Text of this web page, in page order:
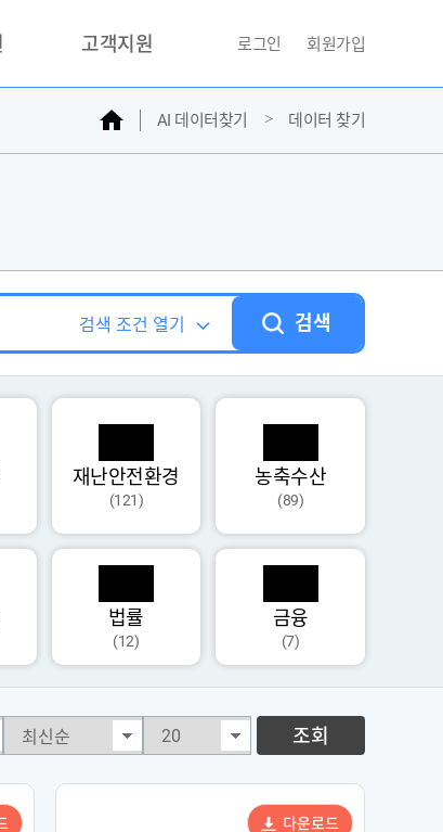
고객지원
문의하기
자주찾는질문
로그인 회원가입
홈 AI 데이터찾기 데이터 찾기
검색 조건 열기 검색
재난안전환경
(121)
농축수산
(89)
법률
(12)
금융
(7)
조회
다운로드